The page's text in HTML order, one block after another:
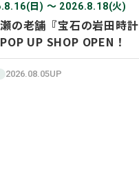
日) 〜 2026.8.18(火)
の老舗『宝石の岩田時計
UP SHOP OPEN！
2026.08.05UP